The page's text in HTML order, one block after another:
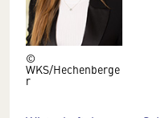
©
WKS/Hechenberge
r